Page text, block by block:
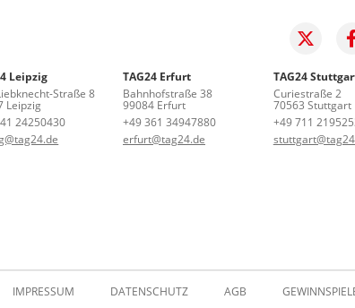
Leipzig
Straße 8
Leipzig
24250430
TAG24 Erfurt
Bahnhofstraße 38
99084 Erfurt
+49 361 34947880
erfurt@tag24.de
TAG24
Curiestraße 2
70563 Stuttgart
+49 711
IMPRESSUM DATENSCHUTZ AGB